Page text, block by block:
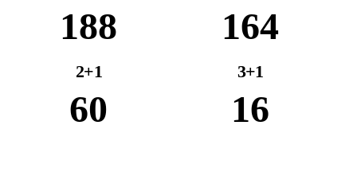
188 164
2+1
60
3+1
16